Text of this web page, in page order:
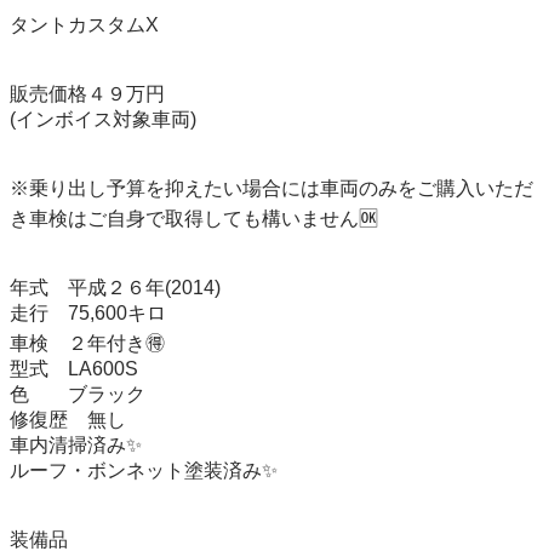
タントカスタムX
販売価格４９万円
(インボイス対象車両)
※乗り出し予算を抑えたい場合には車両のみをご購入いただ
き車検はご自身で取得しても構いません🆗
年式　平成２６年(2014)
走行　75,600キロ
車検　２年付き🉐
型式　LA600S
色　　ブラック
修復歴　無し
車内清掃済み✨
ルーフ・ボンネット塗装済み✨
装備品